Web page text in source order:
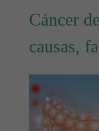
Cáncer
causas,